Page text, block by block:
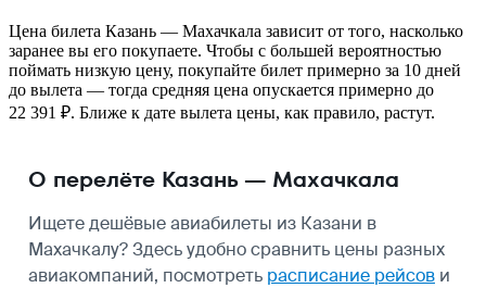
Цена билета Казань — Махачкала зависит от того, насколько
заранее вы его покупаете. Чтобы с большей вероятностью
поймать низкую цену, покупайте билет примерно за 10 дней
до вылета — тогда средняя цена опускается примерно до
22 391 ₽. Ближе к дате вылета цены, как правило, растут.
О перелёте Казань — Махачкала
Ищете дешёвые авиабилеты из Казани в
Махачкалу? Здесь удобно сравнить цены разных
авиакомпаний, посмотреть расписание рейсов и